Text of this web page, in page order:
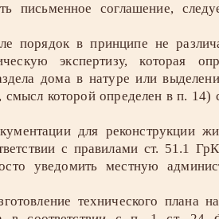
письменное соглашение,
порядок в принципе не
экспертизу, которая
дома в натуре или
смысл которой определен в п. 14)
для реконструкции
с правилами ст. 51.1
уведомить местную
технического плана